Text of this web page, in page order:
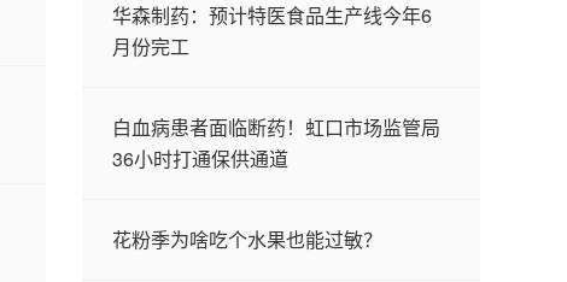
华森制药：预计特医食品生产线今年6
月份完工
白血病患者面临断药！虹口市场监管局
36小时打通保供通道
花粉季为啥吃个水果也能过敏？